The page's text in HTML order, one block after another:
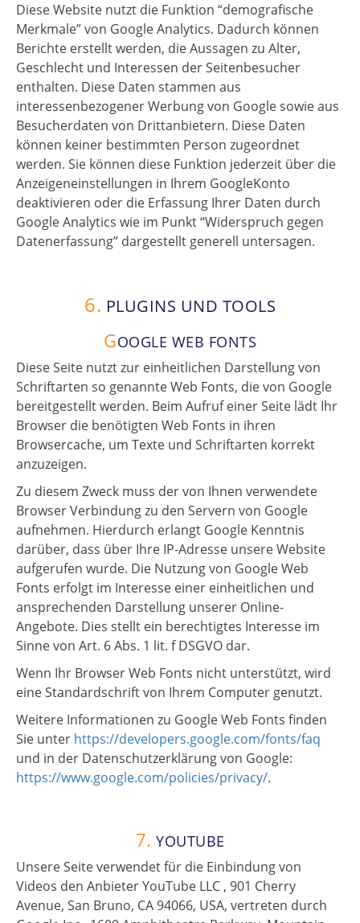
Diese Website nutzt die Funktion “demografische
Merkmale” von Google Analytics. Dadurch können
Berichte erstellt werden, die Aussagen zu Alter,
Geschlecht und Interessen der Seitenbesucher
enthalten. Diese Daten stammen aus
interessenbezogener Werbung von Google sowie aus
Besucherdaten von Drittanbietern. Diese Daten
können keiner bestimmten Person zugeordnet
werden. Sie können diese Funktion jederzeit über die
Anzeigeneinstellungen in Ihrem GoogleKonto
deaktivieren oder die Erfassung Ihrer Daten durch
Google Analytics wie im Punkt “Widerspruch gegen
Datenerfassung” dargestellt generell untersagen.
6. PLUGINS UND TOOLS
GOOGLE WEB FONTS
Diese Seite nutzt zur einheitlichen Darstellung von
Schriftarten so genannte Web Fonts, die von Google
bereitgestellt werden. Beim Aufruf einer Seite lädt Ihr
Browser die benötigten Web Fonts in ihren
Browsercache, um Texte und Schriftarten korrekt
anzuzeigen.
Zu diesem Zweck muss der von Ihnen verwendete
Browser Verbindung zu den Servern von Google
aufnehmen. Hierdurch erlangt Google Kenntnis
darüber, dass über Ihre IP-Adresse unsere Website
aufgerufen wurde. Die Nutzung von Google Web
Fonts erfolgt im Interesse einer einheitlichen und
ansprechenden Darstellung unserer Online-
Angebote. Dies stellt ein berechtigtes Interesse im
Sinne von Art. 6 Abs. 1 lit. f DSGVO dar.
Wenn Ihr Browser Web Fonts nicht unterstützt, wird
eine Standardschrift von Ihrem Computer genutzt.
Weitere Informationen zu Google Web Fonts finden
Sie unter https://developers.google.com/fonts/faq
und in der Datenschutzerklärung von Google:
https://www.google.com/policies/privacy/.
7. YOUTUBE
Unsere Seite verwendet für die Einbindung von
Videos den Anbieter YouTube LLC , 901 Cherry
Avenue, San Bruno, CA 94066, USA, vertreten durch